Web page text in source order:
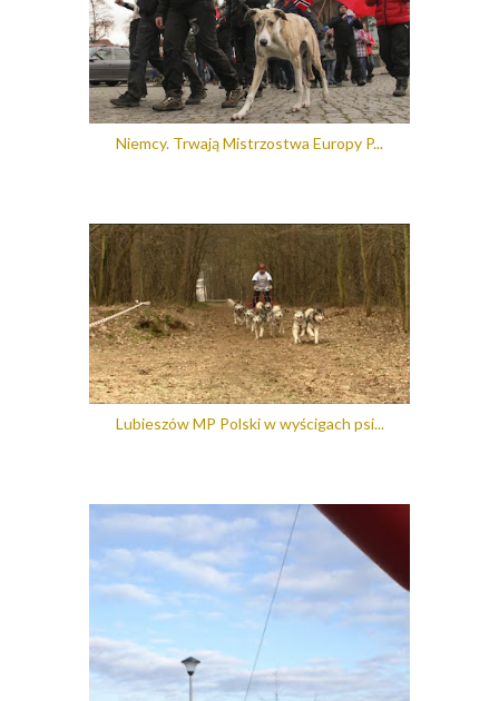
Niemcy. Trwają Mistrzostwa Europy P...
Lubieszów MP Polski w wyścigach psi...